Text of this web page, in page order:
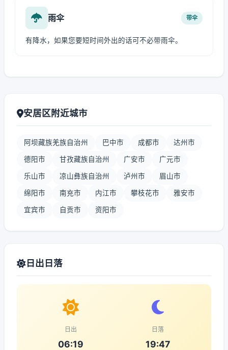
雨伞 带伞
有降水，如果您要短时间外出的话可不必带雨伞。
安居区附近城市
阿坝藏族羌族自治州 巴中市 成都市 达州市
德阳市 甘孜藏族自治州 广安市 广元市
乐山市 凉山彝族自治州 泸州市 眉山市
绵阳市 南充市 内江市 攀枝花市 雅安市
宜宾市 自贡市 资阳市
日出日落
日出
06:19
日落
19:47